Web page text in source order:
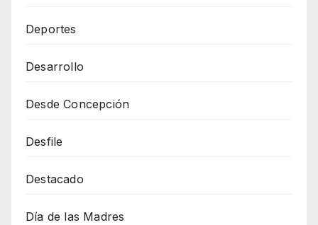
Deportes
Desarrollo
Desde Concepción
Desfile
Destacado
Día de las Madres